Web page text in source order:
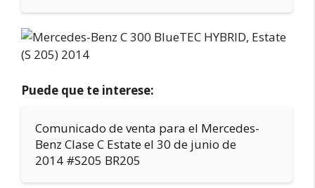
Puede que te interese:
Comunicado de venta para el Mercedes-
Benz Clase C Estate el 30 de junio de
2014 #S205 BR205